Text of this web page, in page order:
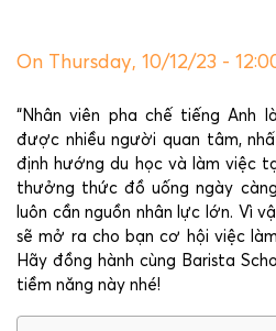
On Thursday, 10/12/23 -
“Nhân viên pha chế tiếng Anh
được nhiều người quan tâm,
định hướng du học và làm việc
thưởng thức đồ uống ngày
luôn cần nguồn nhân lực lớn. Vì
sẽ mở ra cho bạn cơ hội việc
Hãy đồng hành cùng Barista
tiềm năng này nhé!